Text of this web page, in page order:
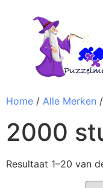
Home / Alle Merken /
2000
Resultaat 1–20 van